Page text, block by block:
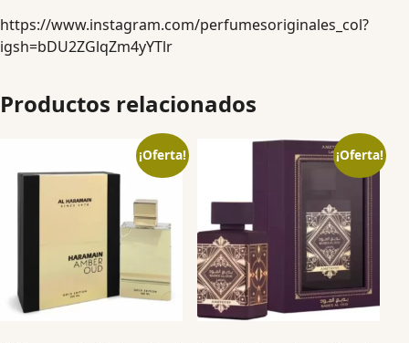
https://www.instagram.com/perfumesoriginales_col?
igsh=bDU2ZGlqZm4yYTlr
Productos relacionados
¡Oferta! ¡Oferta!